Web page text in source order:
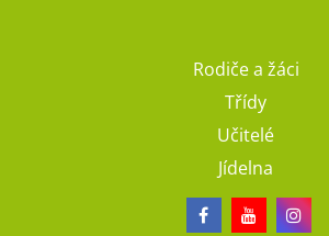
Rodiče a žáci
Třídy
Učitelé
Jídelna